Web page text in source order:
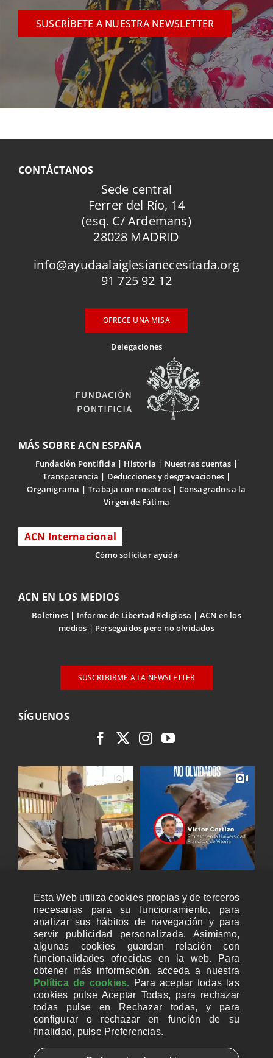
SUSCRÍBETE A NUESTRA NEWSLETTER
CONTÁCTANOS
Sede central
Ferrer del Río, 14
(esq. C/ Ardemans)
28028 MADRID
info@ayudaalaiglesianecesitada.org
91 725 92 12
OFRECE UNA MISA
Delegaciones
MÁS SOBRE ACN ESPAÑA
Fundación Pontificia Historia
Nuestras cuentas
Transparencia
Deducciones y desgravaciones
Organigrama
Trabaja con nosotros
Consagrados a la
Virgen de Fátima
ACN Internacional
Cómo solicitar ayuda
ACN EN LOS MEDIOS
Boletines Informe de Libertad Religiosa
ACN en los
medios
Perseguidos pero no olvidados
SUSCRIBIRME A LA NEWSLETTER
SÍGUENOS
CUENTAS BANCARIAS PARA DONAR
Esta Web utiliza cookies propias y de terceros
necesarias para su funcionamiento, para
analizar sus hábitos de navegación y para
servir publicidad personalizada. Asimismo,
algunas cookies guardan relación con
funcionalidades ofrecidas en la web. Para
obtener más información, acceda a nuestra
Política de cookies. Para aceptar todas las
cookies pulse Aceptar Todas, para rechazar
todas pulse en Rechazar todas, y para
configurar o rechazar en función de su
finalidad, pulse Preferencias.